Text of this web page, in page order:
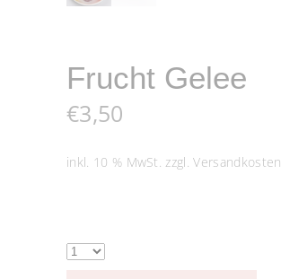
Frucht Gelee
€3,50
inkl. 10 % MwSt. zzgl.Versandkosten